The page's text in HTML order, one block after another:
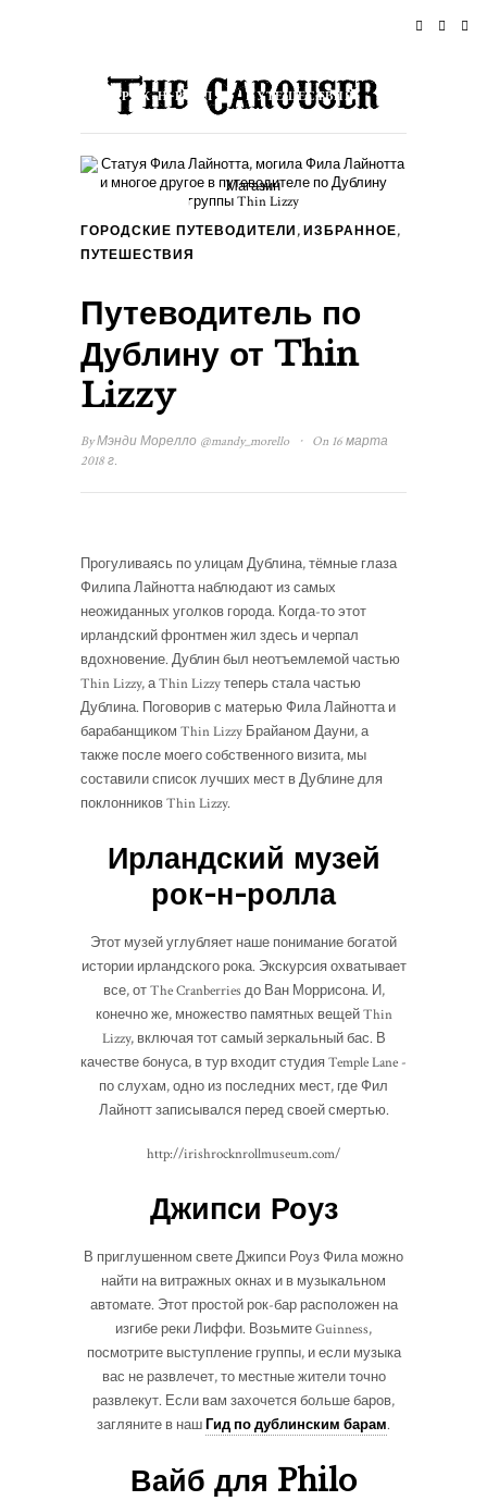
РОК-Н-РОЛЛ ПУТЕШЕСТВИЯ
СОБЫТИЯ
Магазин
ГОРОДСКИЕ ПУТЕВОДИТЕЛИ, ИЗБРАННОЕ,
ПУТЕШЕСТВИЯ
Путеводитель по
Дублину от Thin
Lizzy
ByМэнди Морелло @mandy_morello ·
On 16 марта
2018 г.
Прогуливаясь по улицам Дублина, тёмные глаза
Филипа Лайнотта наблюдают из самых
неожиданных уголков города. Когда-то этот
ирландский фронтмен жил здесь и черпал
вдохновение. Дублин был неотъемлемой частью
Thin Lizzy, а Thin Lizzy теперь стала частью
Дублина. Поговорив с матерью Фила Лайнотта и
барабанщиком Thin Lizzy Брайаном Дауни, а
также после моего собственного визита, мы
составили список лучших мест в Дублине для
поклонников Thin Lizzy.
Ирландский музей
рок-н-ролла
Этот музей углубляет наше понимание богатой
истории ирландского рока. Экскурсия охватывает
все, от The Cranberries до Ван Моррисона. И,
конечно же, множество памятных вещей Thin
Lizzy, включая тот самый зеркальный бас. В
качестве бонуса, в тур входит студия Temple Lane -
по слухам, одно из последних мест, где Фил
Лайнотт записывался перед своей смертью.
http://irishrocknrollmuseum.com/
Джипси Роуз
В приглушенном свете Джипси Роуз Фила можно
найти на витражных окнах и в музыкальном
автомате. Этот простой рок-бар расположен на
изгибе реки Лиффи. Возьмите Guinness,
посмотрите выступление группы, и если музыка
вас не развлечет, то местные жители точно
развлекут. Если вам захочется больше баров,
загляните в нашГид по дублинским барам.
Вайб для Philo